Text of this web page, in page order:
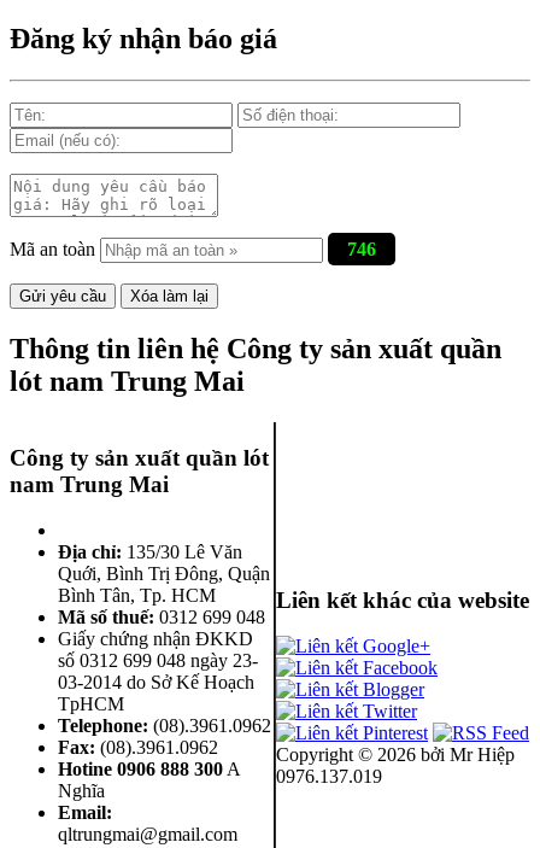
Đăng ký nhận báo giá
Mã an toàn 746
Thông tin liên hệ Công ty sản xuất quần
lót nam Trung Mai
Công ty sản xuất quần lót
nam Trung Mai
Địa chỉ: 135/30 Lê Văn
Quới, Bình Trị Đông, Quận
Bình Tân, Tp. HCM
Mã số thuế: 0312 699 048
Giấy chứng nhận ĐKKD
số 0312 699 048 ngày 23-
03-2014 do Sở Kế Hoạch
TpHCM
Telephone: (08).3961.0962
Fax: (08).3961.0962
Hotine 0906 888 300A
Nghĩa
Email:
qltrungmai@gmail.com
Liên kết khác của website
Copyright © 2026 bởi Mr Hiệp
0976.137.019